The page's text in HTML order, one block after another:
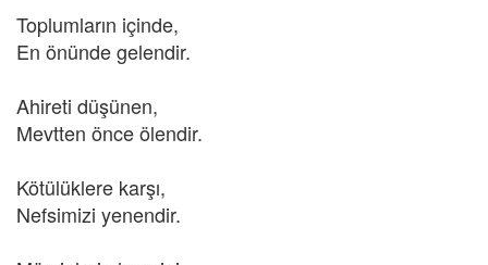
Toplumların içinde,
En önünde gelendir.
Ahireti düşünen,
Mevtten önce ölendir.
Kötülüklere karşı,
Nefsimizi yenendir.